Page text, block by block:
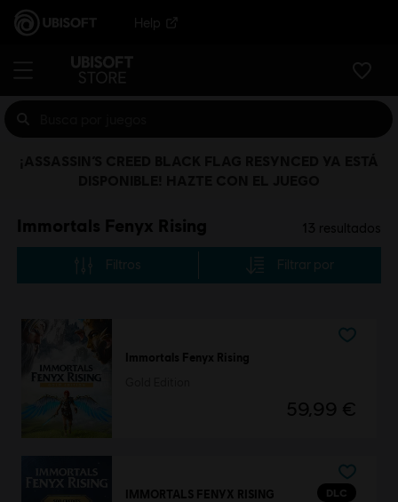
Help
Immortals Fenyx Rising 13 resultados
Filtros Filtrar por
Immortals Fenyx Rising
59,99 €
DLC
IMMORTALS FENYX RISING